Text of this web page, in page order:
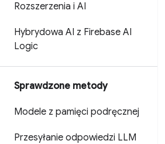
Rozszerzenia i AI
Hybrydowa AI z Firebase AI
Logic
Sprawdzone metody
Modele z pamięci podręcznej
Przesyłanie odpowiedzi LLM